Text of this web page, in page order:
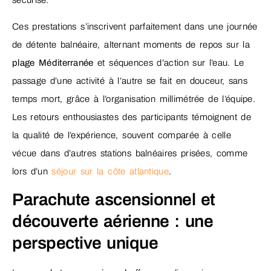
Ces prestations s’inscrivent parfaitement dans une journée
de détente balnéaire, alternant moments de repos sur la
plage Méditerranée et séquences d’action sur l’eau. Le
passage d’une activité à l’autre se fait en douceur, sans
temps mort, grâce à l’organisation millimétrée de l’équipe.
Les retours enthousiastes des participants témoignent de
la qualité de l’expérience, souvent comparée à celle
vécue dans d’autres stations balnéaires prisées, comme
lors d’unséjour sur la côte atlantique.
Parachute ascensionnel et
découverte aérienne : une
perspective unique